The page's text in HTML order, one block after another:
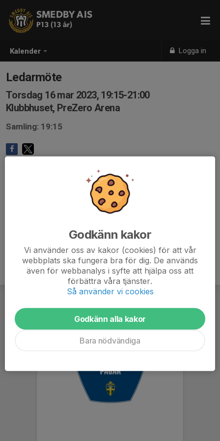
Kalender Logga in
SMEDBY AIS
P13 (13 år)
Ledarmöte
Torsdag 16 mar 2023, 19:15-21:00
Klubbhuset, PreZero Arena
Samling: 19:15
Godkänn kakor
Vi använder oss av kakor (cookies) för att vår
webbplats ska fungera bra för dig. De används
även för webbanalys i syfte att hjälpa oss att
förbättra våra tjänster.
Så använder vi cookies
Godkänn alla kakor
Bara nödvändiga